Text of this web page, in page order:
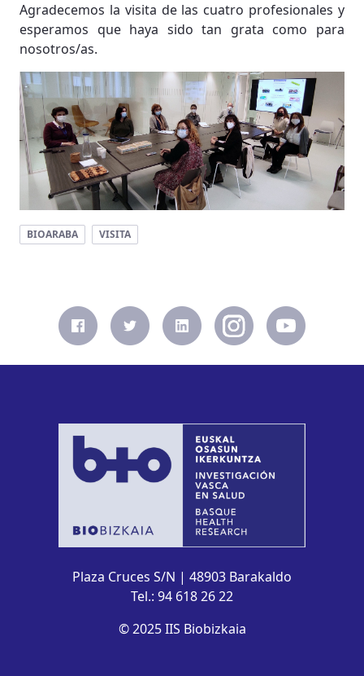
Agradecemos la visita de las cuatro profesionales y
esperamos que haya sido tan grata como para
nosotros/as.
BIOARABA VISITA
Plaza Cruces S/N | 48903 Barakaldo
Tel.: 94 618 26 22
© 2025 IIS Biobizkaia